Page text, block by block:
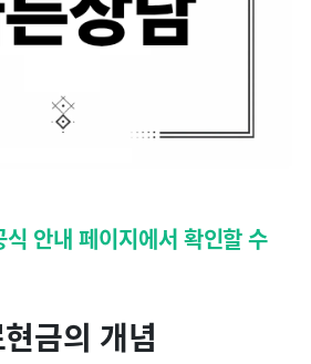
식 안내 페이지에서 확인할 수
금의 개념